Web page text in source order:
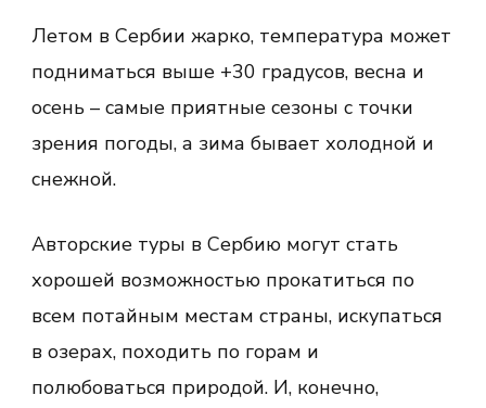
Летом в Сербии жарко, температура может
подниматься выше +30 градусов, весна и
осень – самые приятные сезоны с точки
зрения погоды, а зима бывает холодной и
снежной.
Авторские туры в Сербию могут стать
хорошей возможностью прокатиться по
всем потайным местам страны, искупаться
в озерах, походить по горам и
полюбоваться природой. И, конечно,